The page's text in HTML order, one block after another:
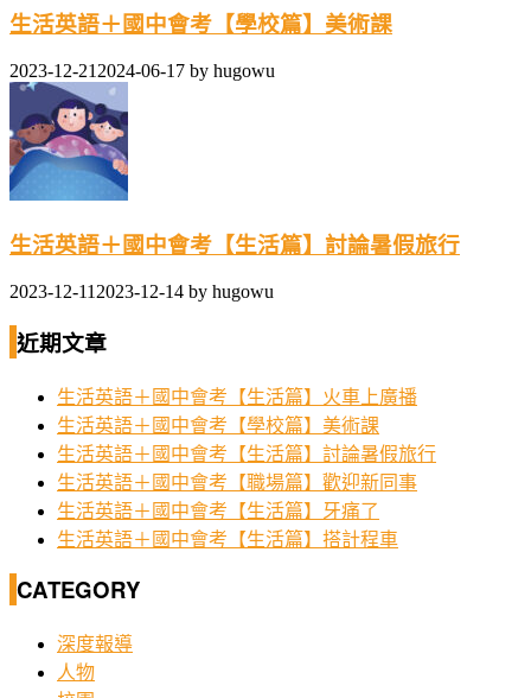
生活英語＋國中會考【學校篇】美術課
2023-12-21 2024-06-17 by hugowu
生活英語＋國中會考【生活篇】討論暑假旅行
2023-12-11 2023-12-14 by hugowu
近期文章
生活英語＋國中會考【生活篇】火車上廣播
生活英語＋國中會考【學校篇】美術課
生活英語＋國中會考【生活篇】討論暑假旅行
生活英語＋國中會考【職場篇】歡迎新同事
生活英語＋國中會考【生活篇】牙痛了
生活英語＋國中會考【生活篇】搭計程車
CATEGORY
深度報導
人物